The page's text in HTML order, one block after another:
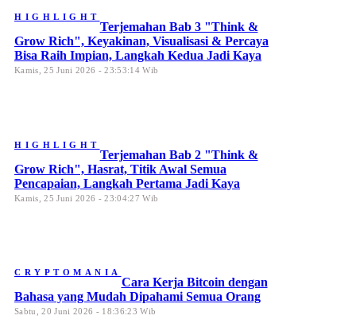
HIGHLIGHT
Terjemahan Bab 3 "Think &
Grow Rich", Keyakinan, Visualisasi & Percaya
Bisa Raih Impian, Langkah Kedua Jadi Kaya
Kamis, 25 Juni 2026 - 23:53:14 Wib
HIGHLIGHT
Terjemahan Bab 2 "Think &
Grow Rich", Hasrat, Titik Awal Semua
Pencapaian, Langkah Pertama Jadi Kaya
Kamis, 25 Juni 2026 - 23:04:27 Wib
CRYPTOMANIA
Cara Kerja Bitcoin dengan
Bahasa yang Mudah Dipahami Semua Orang
Sabtu, 20 Juni 2026 - 18:36:23 Wib